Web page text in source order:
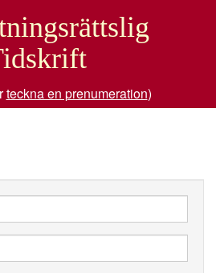
teckna en prenumeration)